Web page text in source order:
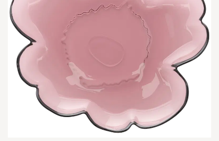
Avaa tuotekuva suurennettuna